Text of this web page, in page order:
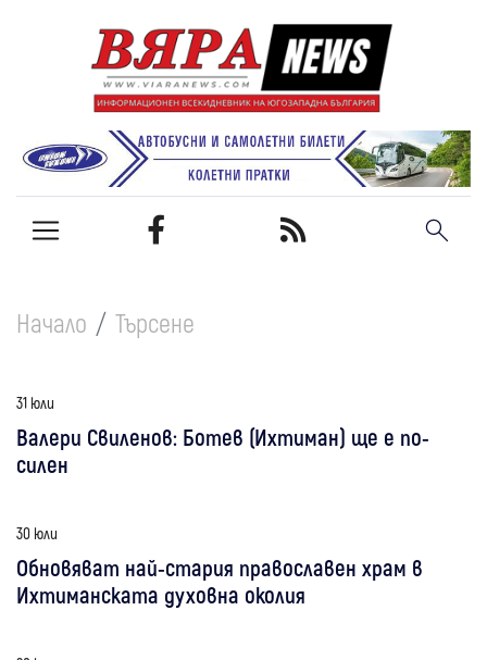
Начало Търсене
31 юли
Валери Свиленов: Ботев (Ихтиман) ще е по-
силен
30 юли
Обновяват най-стария православен храм в
Ихтиманската духовна околия